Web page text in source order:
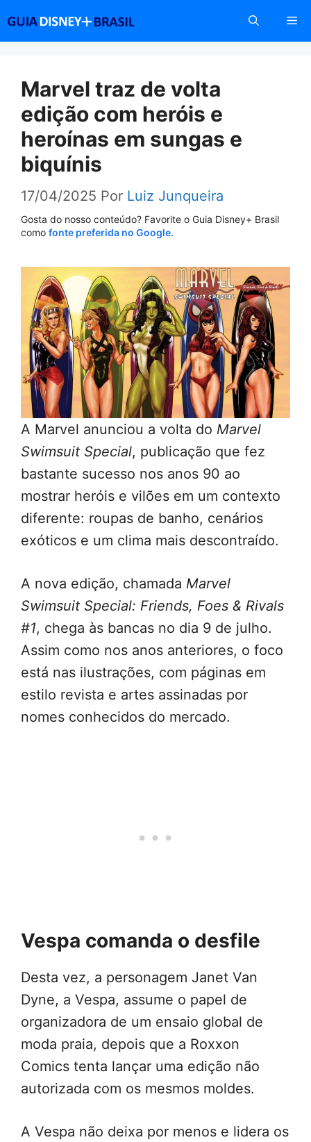
conteúdo
Marvel traz de volta
edição com heróis e
heroínas em sungas e
biquínis
17/04/2025 Por Luiz Junqueira
Gosta do nosso conteúdo? Favorite o Guia Disney+ Brasil
como fonte preferida no Google.
A Marvel anunciou a volta do Marvel
Swimsuit Special, publicação que fez
bastante sucesso nos anos 90 ao
mostrar heróis e vilões em um contexto
diferente: roupas de banho, cenários
exóticos e um clima mais descontraído.
A nova edição, chamada Marvel
Swimsuit Special: Friends, Foes & Rivals
#1, chega às bancas no dia 9 de julho.
Assim como nos anos anteriores, o foco
está nas ilustrações, com páginas em
estilo revista e artes assinadas por
nomes conhecidos do mercado.
Vespa comanda o desfile
Desta vez, a personagem Janet Van
Dyne, a Vespa, assume o papel de
organizadora de um ensaio global de
moda praia, depois que a Roxxon
Comics tenta lançar uma edição não
autorizada com os mesmos moldes.
A Vespa não deixa por menos e lidera os